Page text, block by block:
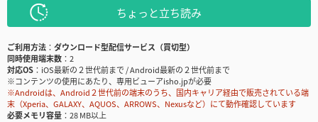
ちょっと立ち読み
ご利用方法
ダウンロード型配信サービス（買切型）
同時使用端末数
2
対応OS
iOS最新の２世代前まで / Android最新の２世代前まで
※コンテンツの使用にあたり、専用ビューアisho.jpが必要
※Androidは、Android２世代前の端末のうち、国内キャリア経由で販売されている端
末（Xperia、GALAXY、AQUOS、ARROWS、Nexusなど）にて動作確認しています
必要メモリ容量
28 MB以上